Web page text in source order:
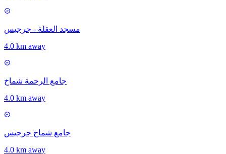
مسجد العقلة - جرجيس
4.0 km away
جامع الرحمة شماخ
4.0 km away
جامع شماخ جرجيس
4.0 km away